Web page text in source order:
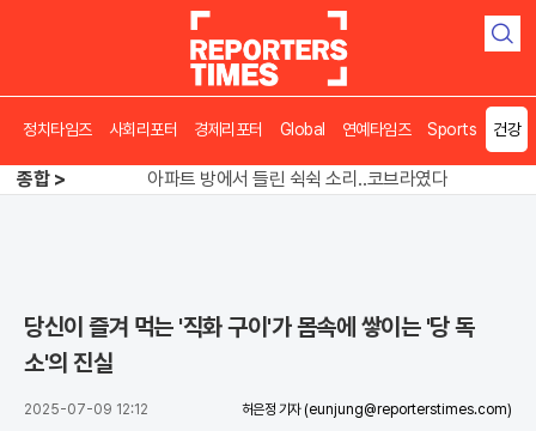
검
정치타임즈 사회리포터 경제리포터 Global 연예타임즈 Sports 건강
종합 >
송영길 인천서 반전 노려, 2주차 경선 요동
아파트 방에서 들린 쉭쉭 소리‥코브라였다
당신이 즐겨 먹는 '직화 구이'가 몸속에 쌓이는 '당 독
소'의 진실
2025-07-09 12:12 허은정 기자 (eunjung@reporterstimes.com)